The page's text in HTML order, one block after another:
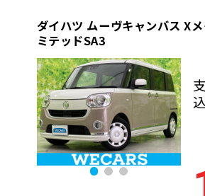
ダイハツ ムーヴキャンバス X
ミテッドSA3